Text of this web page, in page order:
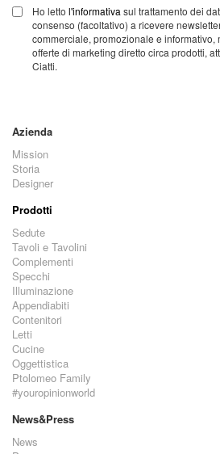
Ho letto l'informativa sul trattamento dei
consenso (facoltativo) a ricevere
commerciale, promozionale e informativo,
offerte di marketing diretto circa prodotti,
Ciatti.
Azienda
Mission
Storia
Designer
Prodotti
Sedute
Tavoli e Tavolini
Complementi
Specchi
Illuminazione
Appendiabiti
Contenitori
Letti
Cucine
Oggettistica
Ptolomeo Family
#youropinionworld
News&Press
News